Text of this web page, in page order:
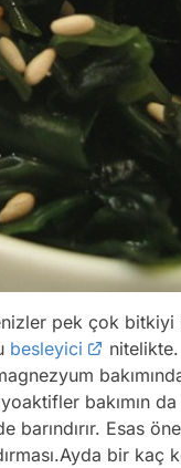
pek çok bitkiyi
besleyici
bakımın
Esas
bir